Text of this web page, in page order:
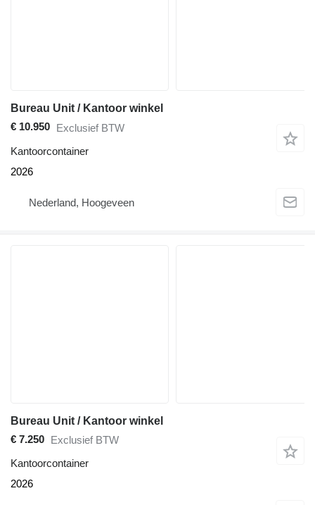
Bureau Unit / Kantoor winkel
€ 10.950 Exclusief BTW
Kantoorcontainer
2026
Nederland, Hoogeveen
Bureau Unit / Kantoor winkel
€ 7.250 Exclusief BTW
Kantoorcontainer
2026